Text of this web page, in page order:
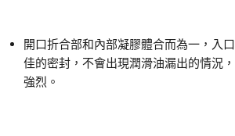
開口折合部和內部凝膠體合而為一，入
佳的密封，不會出現潤滑油漏出的情況
強烈。